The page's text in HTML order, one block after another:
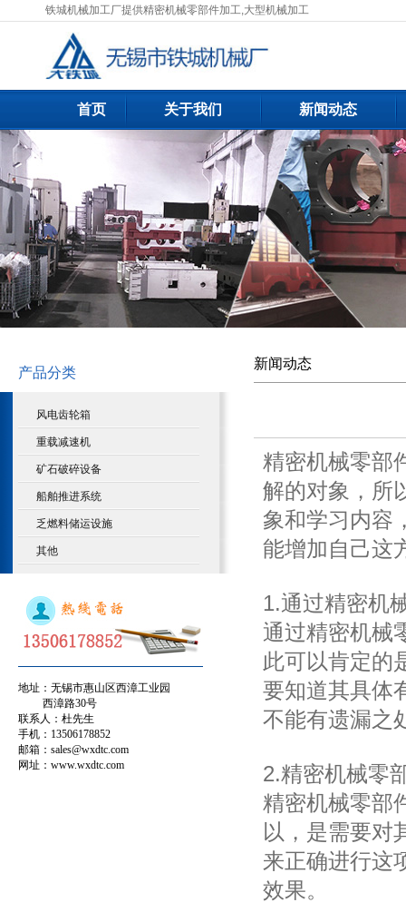
铁城机械加工厂提供精密机械零部件加工,大型机械加工
首页 关于我们 新闻动态
产品分类
风电齿轮箱
重载减速机
矿石破碎设备
船舶推进系统
乏燃料储运设施
其他
地址：无锡市惠山区西漳工业园
西漳路30号
联系人：杜先生
手机：13506178852
邮箱：sales@wxdtc.com
网址：www.wxdtc.com
新闻动态
精密机械零部
解的对象，所
象和学习内容
能增加自己这
1.通过精密机
通过精密机械
此可以肯定的
要知道其具体
不能有遗漏之
2.精密机械零
精密机械零部
以，是需要对
来正确进行这
效果。